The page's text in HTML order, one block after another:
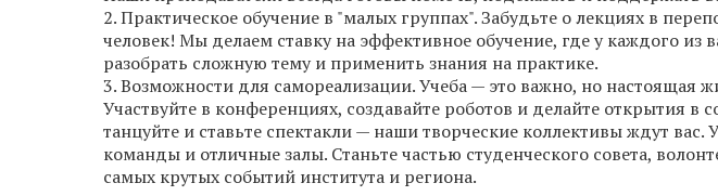
2. Практическое обучение в "малых группах". Забудьте о лекциях в
человек! Мы делаем ставку на эффективное обучение, где у каждого из
разобрать сложную тему и применить знания на практике.
3. Возможности для самореализации. Учеба — это важно, но настоящая
Участвуйте в конференциях, создавайте роботов и делайте открытия в
танцуйте и ставьте спектакли — наши творческие коллективы ждут
команды и отличные залы. Станьте частью студенческого совета,
самых крутых событий института и региона.